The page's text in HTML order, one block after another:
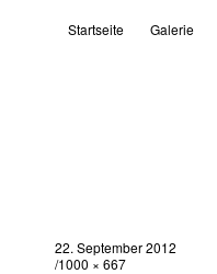
Startseite Galerie
22. September 2012
1000 × 667